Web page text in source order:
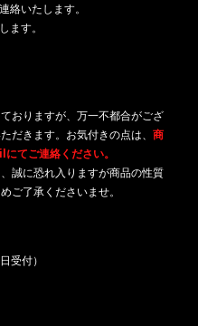
いたします。
ます。
おりますが、万一不都合がござ
きます。お気付きの点は、 商
てご連絡ください。
誠に恐れ入りますが商品の性質
ご了承くださいませ。
受付）